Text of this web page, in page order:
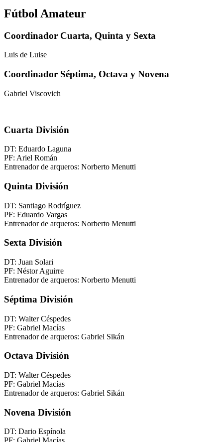
Fútbol Amateur
Coordinador Cuarta, Quinta y Sexta
Luis de Luise
Coordinador Séptima, Octava y Novena
Gabriel Viscovich
Cuarta División
DT: Eduardo Laguna
PF: Ariel Román
Entrenador de arqueros: Norberto Menutti
Quinta División
DT: Santiago Rodríguez
PF: Eduardo Vargas
Entrenador de arqueros: Norberto Menutti
Sexta División
DT: Juan Solari
PF: Néstor Aguirre
Entrenador de arqueros: Norberto Menutti
Séptima División
DT: Walter Céspedes
PF: Gabriel Macías
Entrenador de arqueros: Gabriel Sikán
Octava División
DT: Walter Céspedes
PF: Gabriel Macías
Entrenador de arqueros: Gabriel Sikán
Novena División
DT: Dario Espínola